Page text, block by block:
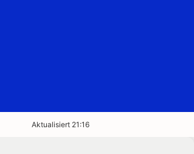
Aktualisiert 21:16